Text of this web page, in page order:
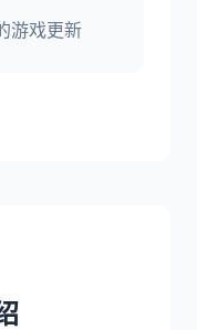
游戏更新